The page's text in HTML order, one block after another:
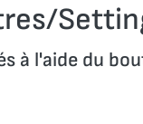
à l'aide du